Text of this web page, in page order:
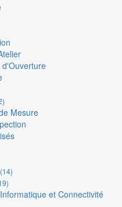
d'Ouverture
Mesure
(14)
Informatique et Connectivité